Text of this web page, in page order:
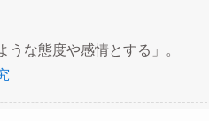
な態度や感情とする」。